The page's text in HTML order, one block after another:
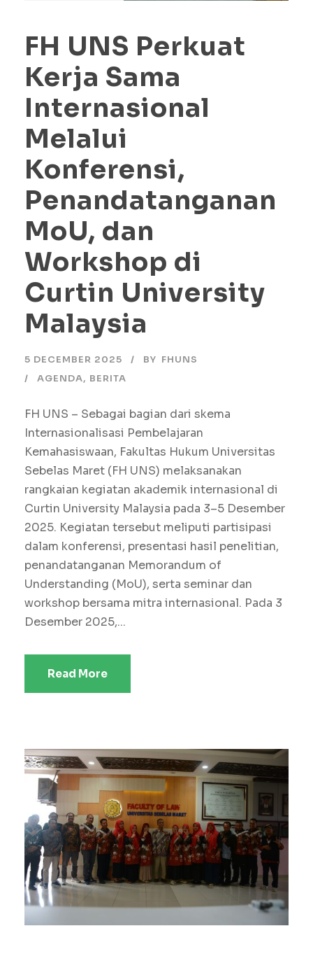
FH UNS Perkuat
Kerja Sama
Internasional
Melalui
Konferensi,
Penandatanganan
MoU, dan
Workshop di
Curtin University
Malaysia
5 DECEMBER 2025 BY FHUNS
AGENDA, BERITA
FH UNS – Sebagai bagian dari skema
Internasionalisasi Pembelajaran
Kemahasiswaan, Fakultas Hukum Universitas
Sebelas Maret (FH UNS) melaksanakan
rangkaian kegiatan akademik internasional di
Curtin University Malaysia pada 3–5 Desember
2025. Kegiatan tersebut meliputi partisipasi
dalam konferensi, presentasi hasil penelitian,
penandatanganan Memorandum of
Understanding (MoU), serta seminar dan
workshop bersama mitra internasional. Pada 3
Desember 2025,...
Read More